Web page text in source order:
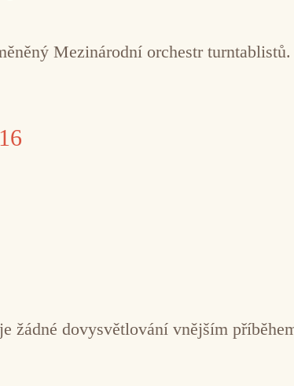
Mezinárodní orchestr
žádné dovysvětlování vnějším